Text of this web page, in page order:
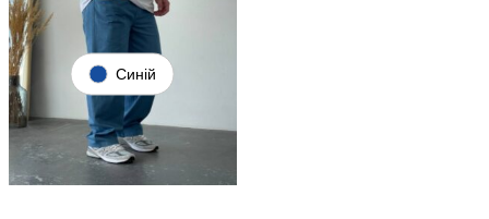
Синій